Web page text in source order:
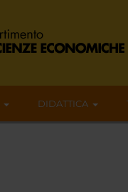
DIDATTICA